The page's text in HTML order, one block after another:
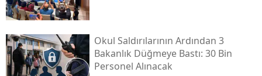
Okul Saldırılarının Ardından 3
Bakanlık Düğmeye Bastı: 30 Bin
Personel Alınacak